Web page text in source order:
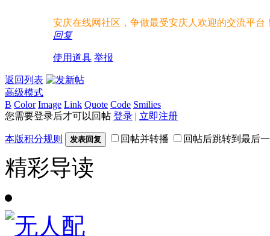
安庆在线网社区，争做最受安庆人欢迎的交流平台
回复
使用道具 举报
返回列表
高级模式
B Color Image Link Quote Code Smilies
您需要登录后才可以回帖 登录 | 立即注册
本版积分规则 发表回复 回帖并转播 回帖后跳转到最后
精彩导读